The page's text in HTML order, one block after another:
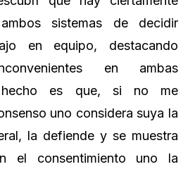
sistemas de decidir
en equipo, destacando
en ambas
hecho es que, si no me
uno considera suya la
la defiende y se muestra
el consentimiento uno la